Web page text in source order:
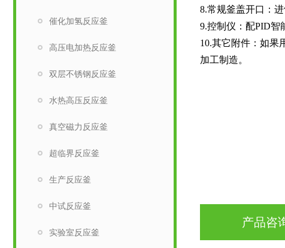
催化加氢反应釜
高压电加热反应釜
双层不锈钢反应釜
水热高压反应釜
真空磁力反应釜
超临界反应釜
生产反应釜
中试反应釜
实验室反应釜
8.常规釜盖开口：
9.控制仪：配PID智
10.其它附件：如果
加工制造。
产品咨